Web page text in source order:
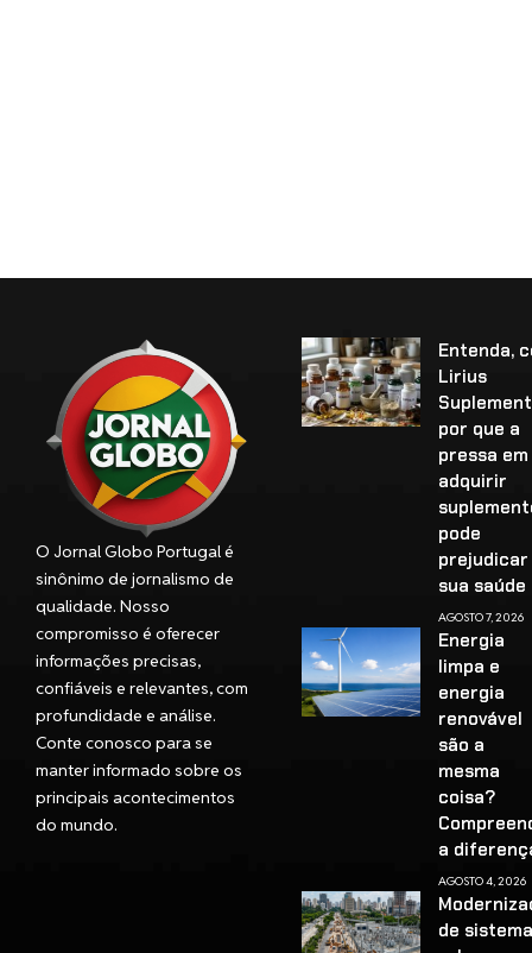
O Jornal Globo Portugal é
sinônimo de jornalismo de
qualidade. Nosso
compromisso é oferecer
informações precisas,
confiáveis e relevantes, com
profundidade e análise.
Conte conosco para se
manter informado sobre os
principais acontecimentos
do mundo.
Entenda,
Lirius
por que a
pressa em
adquirir
pode
prejudicar
sua
AGOSTO 7, 2026
Energia
limpa e
energia
renovável
são a
mesma
coisa?
a
AGOSTO 4, 2026
de